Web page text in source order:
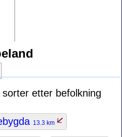
etter befolkning
13.3 km